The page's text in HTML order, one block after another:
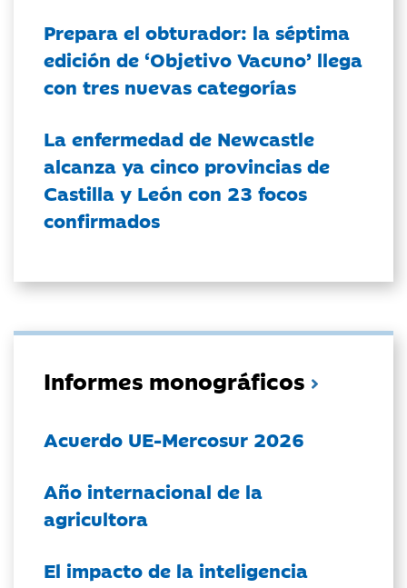
Prepara el obturador: la séptima
edición de ‘Objetivo Vacuno’ llega
con tres nuevas categorías
La enfermedad de Newcastle
alcanza ya cinco provincias de
Castilla y León con 23 focos
confirmados
Informes monográficos
Acuerdo UE-Mercosur 2026
Año internacional de la
agricultora
El impacto de la inteligencia